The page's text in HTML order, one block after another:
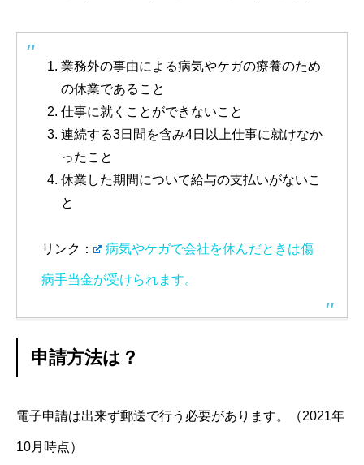
業務外の事由による病気やケガの療養のため
の休業であること
仕事に就くことができないこと
連続する3日間を含み4日以上仕事に就けなか
ったこと
休業した期間について給与の支払いがないこ
と
リンク： 病気やケガで会社を休んだときは傷
病手当金が受けられます。
申請方法は？
電子申請は出来ず郵送で行う必要があります。（2021年
10月時点）